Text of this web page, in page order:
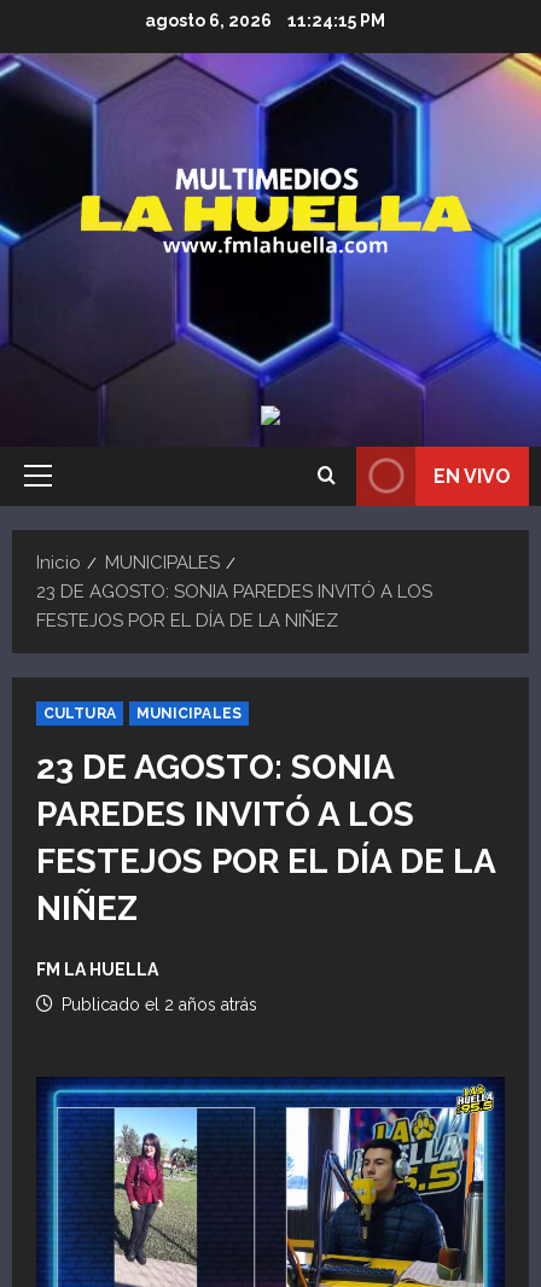
contenido
agosto 6, 2026 11:24:16 PM
Menú
EN VIVO
Inicio
MUNICIPALES
23 DE AGOSTO: SONIA PAREDES INVITÓ A LOS
FESTEJOS POR EL DÍA DE LA NIÑEZ
CULTURA MUNICIPALES
23 DE AGOSTO: SONIA
PAREDES INVITÓ A LOS
FESTEJOS POR EL DÍA DE LA
NIÑEZ
FM LA HUELLA
Publicado el 2 años atrás